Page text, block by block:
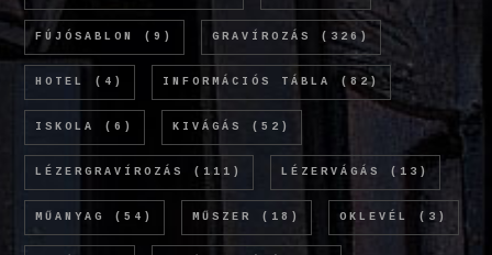
FÚJÓSABLON (9) GRAVÍROZÁS (326)
HOTEL (4) INFORMÁCIÓS TÁBLA (82)
ISKOLA (6) KIVÁGÁS (52)
LÉZERGRAVÍROZÁS (111) LÉZERVÁGÁS (13)
MŰANYAG (54) MŰSZER (18) OKLEVÉL (3)